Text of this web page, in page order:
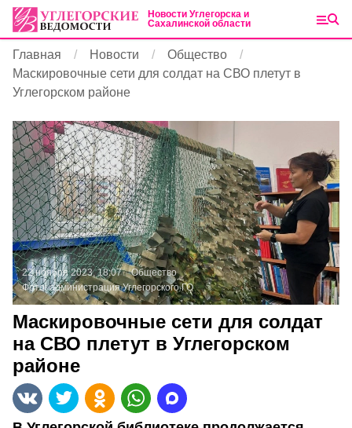
Новости Углегорска и
Сахалинской области
Главная Новости
Общество
Маскировочные сети для солдат на СВО плетут в
Углегорском районе
22 ноября 2023, 18:07
Общество
Фото:администрация Углегорского ГО
Маскировочные сети для солдат
на СВО плетут в Углегорском
районе